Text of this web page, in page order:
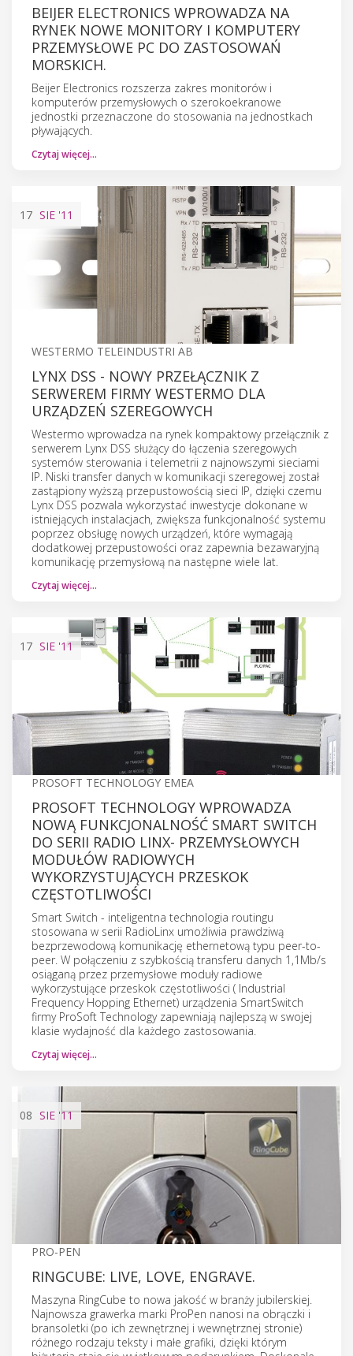
BEIJER ELECTRONICS WPROWADZA NA
RYNEK NOWE MONITORY I KOMPUTERY
PRZEMYSŁOWE PC DO ZASTOSOWAŃ
MORSKICH.
Beijer Electronics rozszerza zakres monitorów i
komputerów przemysłowych o szerokoekranowe
jednostki przeznaczone do stosowania na jednostkach
pływających.
Czytaj więcej…
17 SIE '11
WESTERMO TELEINDUSTRI AB
LYNX DSS - NOWY PRZEŁĄCZNIK Z
SERWEREM FIRMY WESTERMO DLA
URZĄDZEŃ SZEREGOWYCH
Westermo wprowadza na rynek kompaktowy przełącznik z
serwerem Lynx DSS służący do łączenia szeregowych
systemów sterowania i telemetrii z najnowszymi sieciami
IP. Niski transfer danych w komunikacji szeregowej został
zastąpiony wyższą przepustowością sieci IP, dzięki czemu
Lynx DSS pozwala wykorzystać inwestycje dokonane w
istniejących instalacjach, zwiększa funkcjonalność systemu
poprzez obsługę nowych urządzeń, które wymagają
dodatkowej przepustowości oraz zapewnia bezawaryjną
komunikację przemysłową na następne wiele lat.
Czytaj więcej…
17 SIE '11
PROSOFT TECHNOLOGY EMEA
PROSOFT TECHNOLOGY WPROWADZA
NOWĄ FUNKCJONALNOŚĆ SMART SWITCH
DO SERII RADIO LINX- PRZEMYSŁOWYCH
MODUŁÓW RADIOWYCH
WYKORZYSTUJĄCYCH PRZESKOK
CZĘSTOTLIWOŚCI
Smart Switch - inteligentna technologia routingu
stosowana w serii RadioLinx umożliwia prawdziwą
bezprzewodową komunikację ethernetową typu peer-to-
peer. W połączeniu z szybkością transferu danych 1,1Mb/s
osiąganą przez przemysłowe moduły radiowe
wykorzystujące przeskok częstotliwości ( Industrial
Frequency Hopping Ethernet) urządzenia SmartSwitch
firmy ProSoft Technology zapewniają najlepszą w swojej
klasie wydajność dla każdego zastosowania.
Czytaj więcej…
08 SIE '11
PRO-PEN
RINGCUBE: LIVE, LOVE, ENGRAVE.
Maszyna RingCube to nowa jakość w branży jubilerskiej.
Najnowsza grawerka marki ProPen nanosi na obrączki i
bransoletki (po ich zewnętrznej i wewnętrznej stronie)
różnego rodzaju teksty i małe grafiki, dzięki którym